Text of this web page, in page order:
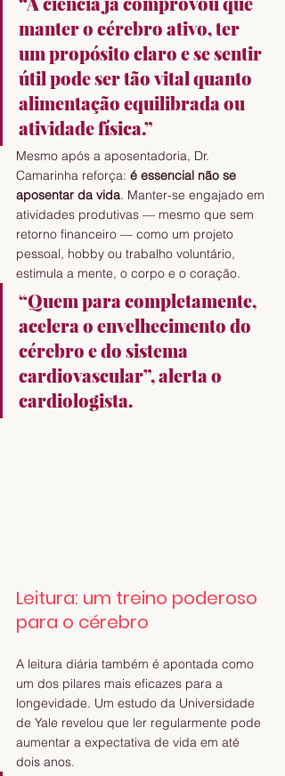
manter o cérebro ativo, ter
um propósito claro e se sentir
útil pode ser tão vital quanto
alimentação equilibrada ou
atividade física.”
Mesmo após a aposentadoria, Dr.
Camarinha reforça: é essencial não se
aposentar da vida. Manter-se engajado em
atividades produtivas — mesmo que sem
retorno financeiro — como um projeto
pessoal, hobby ou trabalho voluntário,
estimula a mente, o corpo e o coração.
“Quem para completamente,
acelera o envelhecimento do
cérebro e do sistema
cardiovascular”, alerta o
cardiologista.
Leitura: um treino poderoso
para o cérebro
A leitura diária também é apontada como
um dos pilares mais eficazes para a
longevidade. Um estudo da Universidade
de Yale revelou que ler regularmente pode
aumentar a expectativa de vida em até
dois anos.